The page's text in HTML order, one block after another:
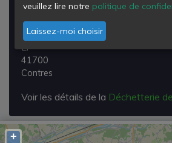
Déchetterie de Contres
Boulevard de l'Industrie
Zi
41700
Contres
Voir les détails de la Déchetterie
+
veuillez lire notre politique de
Laissez-moi choisir